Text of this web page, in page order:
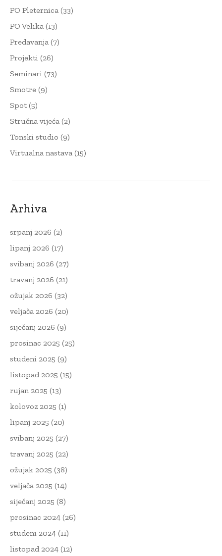
PO Pleternica (33)
PO Velika (13)
Predavanja (7)
Projekti (26)
Seminari (73)
Smotre (9)
Spot(5)
Stručna vijeća (2)
Tonski studio (9)
Virtualna nastava (15)
Arhiva
srpanj 2026 (2)
lipanj 2026 (17)
svibanj 2026 (27)
travanj 2026 (21)
ožujak 2026 (32)
veljača 2026 (20)
siječanj 2026 (9)
prosinac 2025 (25)
studeni 2025 (9)
listopad 2025 (15)
rujan 2025 (13)
kolovoz 2025 (1)
lipanj 2025 (20)
svibanj 2025 (27)
travanj 2025 (22)
ožujak 2025 (38)
veljača 2025 (14)
siječanj 2025 (8)
prosinac 2024 (26)
studeni 2024 (11)
listopad 2024 (12)